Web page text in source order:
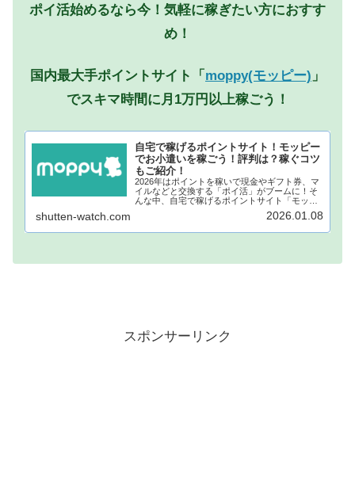
ポイ活始めるなら今！気軽に稼ぎたい方におすす
め！
国内最大手ポイントサイト「 moppy(モッピー) 」
でスキマ時間に月1万円以上稼ごう！
自宅で稼げるポイントサイト！モッピー
でお小遣いを稼ごう！評判は？稼ぐコツ
もご紹介！
2026年はポイントを稼いで現金やギフト券、マ
イルなどと交換する「ポイ活」がブームに！そ
んな中、自宅で稼げるポイントサイト「モッピ
ー」が注目されています！モッピーに登録し、
自宅でポイントを稼げば、あなたも月1万円稼ぐ
shutten-watch.com 2026.01.08
スポンサーリンク